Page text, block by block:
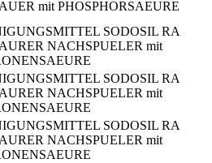
mit PHOSPHORSAEURE
SODOSIL RA
NACHSPUELER mit
SODOSIL RA
NACHSPUELER mit
SODOSIL RA
NACHSPUELER mit